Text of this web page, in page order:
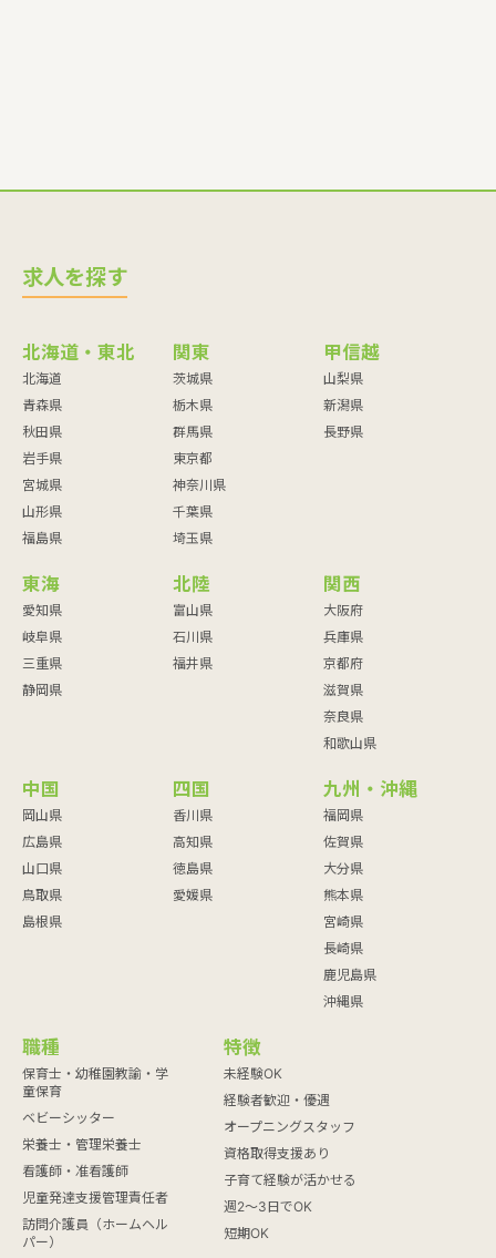
求人を探す
北海道・東北
北海道
青森県
秋田県
岩手県
宮城県
山形県
福島県
関東
茨城県
栃木県
群馬県
東京都
神奈川県
千葉県
埼玉県
甲信越
山梨県
新潟県
長野県
東海
愛知県
岐阜県
三重県
静岡県
北陸
富山県
石川県
福井県
関西
大阪府
兵庫県
京都府
滋賀県
奈良県
和歌山県
中国
岡山県
広島県
山口県
鳥取県
島根県
四国
香川県
高知県
徳島県
愛媛県
九州・沖縄
福岡県
佐賀県
大分県
熊本県
宮崎県
長崎県
鹿児島県
沖縄県
職種
保育士・幼稚園教諭・学
童保育
ベビーシッター
栄養士・管理栄養士
看護師・准看護師
児童発達支援管理責任者
訪問介護員（ホームヘル
パー）
特徴
未経験OK
経験者歓迎・優遇
オープニングスタッフ
資格取得支援あり
子育て経験が活かせる
週2～3日でOK
短期OK